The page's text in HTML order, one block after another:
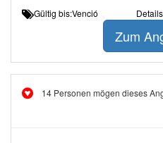
Gültig bis:Venció Details
Zum
14 Personen mögen dieses